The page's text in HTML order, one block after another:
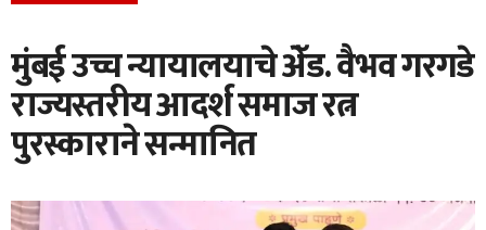
मुंबई उच्च न्यायालयाचे अेॅड. वैभव गरगडे
राज्यस्तरीय आदर्श समाज रत्न
पुरस्काराने सन्मानित